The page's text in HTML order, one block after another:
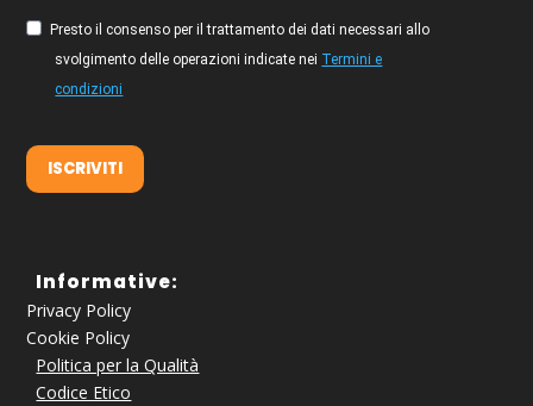
Presto il consenso per il trattamento dei dati necessari allo
svolgimento delle operazioni indicate nei Termini e
condizioni
ISCRIVITI
Informative:
Privacy Policy
Cookie Policy
Politica per la Qualità
Codice Etico